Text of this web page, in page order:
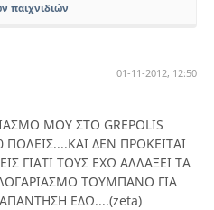
παιχνιδιών
01-11-2012, 12:50
ΜΟΥ ΣΤΟ GREPOLIS
ΔΕΝ ΠΡΟΚΕΙΤΑΙ
ΓΙΑΤΙ ΤΟΥΣ ΕΧΩ ΑΛΛΑΞΕΙ ΤΑ
ΤΟΥΜΠΑΝΟ ΓΙΑ
ΕΔΩ....(zeta)